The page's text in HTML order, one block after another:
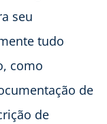
seu
tudo
como
de
de